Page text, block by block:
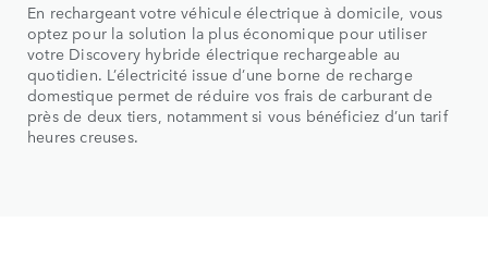
En rechargeant votre véhicule électrique à domicile, vous
optez pour la solution la plus économique pour utiliser
votre Discovery hybride électrique rechargeable au
quotidien. L’électricité issue d’une borne de recharge
domestique permet de réduire vos frais de carburant de
près de deux tiers, notamment si vous bénéficiez d’un tarif
heures creuses.